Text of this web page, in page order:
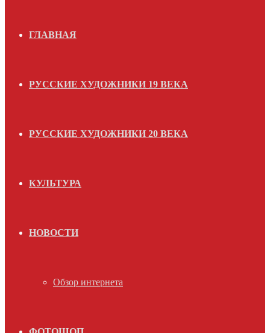
ГЛАВНАЯ
РУССКИЕ ХУДОЖНИКИ 19 ВЕКА
РУССКИЕ ХУДОЖНИКИ 20 ВЕКА
КУЛЬТУРА
НОВОСТИ
Обзор интернета